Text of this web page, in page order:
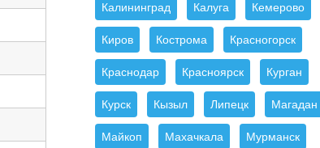
Калининград Калуга Кемерово
Киров Кострома Красногорск
Краснодар Красноярск Курган
Курск Кызыл Липецк Магадан
Майкоп Махачкала Мурманск